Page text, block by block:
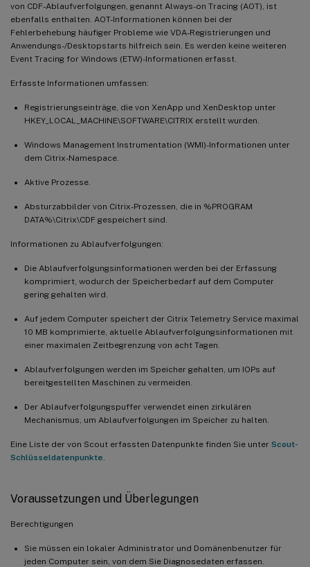
von CDF-Ablaufverfolgungen, genannt Always-on Tracing (AOT), ist
ebenfalls enthalten. AOT-Informationen können bei der
Fehlerbehebung häufiger Probleme wie VDA-Registrierungen und
Anwendungs-/Desktopstarts hilfreich sein. Es werden keine weiteren
Event Tracing for Windows (ETW)-Informationen erfasst.
Erfasste Informationen umfassen:
Registrierungseinträge, die von XenApp und XenDesktop unter
HKEY_LOCAL_MACHINE\SOFTWARE\CITRIX erstellt wurden.
Windows Management Instrumentation (WMI)-Informationen unter
dem Citrix-Namespace.
Aktive Prozesse.
Absturzabbilder von Citrix-Prozessen, die in %PROGRAM
DATA%\Citrix\CDF gespeichert sind.
Informationen zu Ablaufverfolgungen:
Die Ablaufverfolgungsinformationen werden bei der Erfassung
komprimiert, wodurch der Speicherbedarf auf dem Computer
gering gehalten wird.
Auf jedem Computer speichert der Citrix Telemetry Service maximal
10 MB komprimierte, aktuelle Ablaufverfolgungsinformationen mit
einer maximalen Zeitbegrenzung von acht Tagen.
Ablaufverfolgungen werden im Speicher gehalten, um IOPs auf
bereitgestellten Maschinen zu vermeiden.
Der Ablaufverfolgungspuffer verwendet einen zirkulären
Mechanismus, um Ablaufverfolgungen im Speicher zu halten.
Eine Liste der von Scout erfassten Datenpunkte finden Sie unter Scout-
Schlüsseldatenpunkte
Voraussetzungen und Überlegungen
Berechtigungen
Sie müssen ein lokaler Administrator und Domänenbenutzer für
jeden Computer sein, von dem Sie Diagnosedaten erfassen.